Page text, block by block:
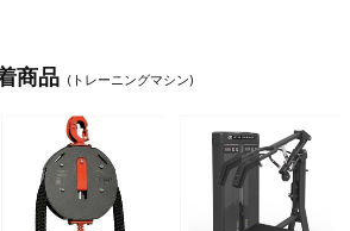
商品 (トレーニングマシン)